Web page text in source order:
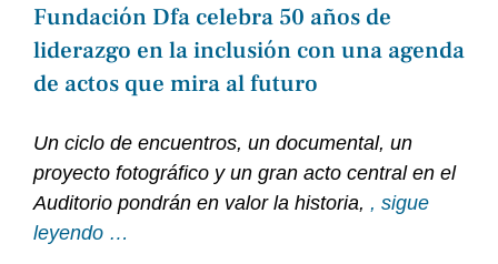
Fundación Dfa celebra 50 años de
liderazgo en la inclusión con una agenda
de actos que mira al futuro
Un ciclo de encuentros, un documental, un
proyecto fotográfico y un gran acto central en el
Auditorio pondrán en valor la historia, , sigue
leyendo …